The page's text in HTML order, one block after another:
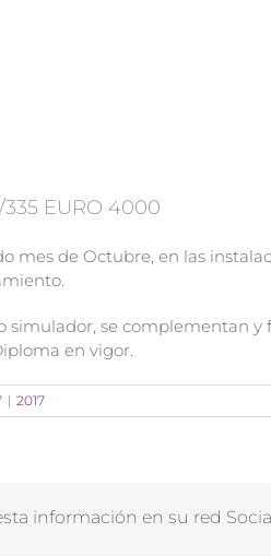
EURO 4000
mes de Octubre, en las
simulador, se complementan
en vigor.
| 2017
información en su red